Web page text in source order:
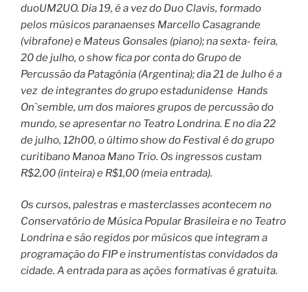
duoUM2UO. Dia 19, é a vez do Duo Clavis, formado
pelos músicos paranaenses Marcello Casagrande
(vibrafone) e Mateus Gonsales (piano); na sexta- feira,
20 de julho, o show fica por conta do Grupo de
Percussão da Patagônia (Argentina); dia 21 de Julho é a
vez de integrantes do grupo estadunidense Hands
On`semble, um dos maiores grupos de percussão do
mundo, se apresentar no Teatro Londrina. E no dia 22
de julho, 12h00, o último show do Festival é do grupo
curitibano Manoa Mano Trio. Os ingressos custam
R$2,00 (inteira) e R$1,00 (meia entrada).
Os cursos, palestras e masterclasses acontecem no
Conservatório de Música Popular Brasileira e no Teatro
Londrina e são regidos por músicos que integram a
programação do FIP e instrumentistas convidados da
cidade. A entrada para as ações formativas é gratuita.